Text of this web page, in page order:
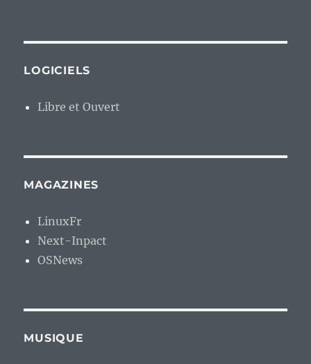
LOGICIELS
Libre et Ouvert
MAGAZINES
LinuxFr
Next-Inpact
OSNews
MUSIQUE